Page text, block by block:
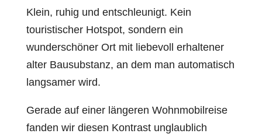
Klein, ruhig und entschleunigt. Kein
touristischer Hotspot, sondern ein
wunderschöner Ort mit liebevoll erhaltener
alter Bausubstanz, an dem man automatisch
langsamer wird.
Gerade auf einer längeren Wohnmobilreise
fanden wir diesen Kontrast unglaublich